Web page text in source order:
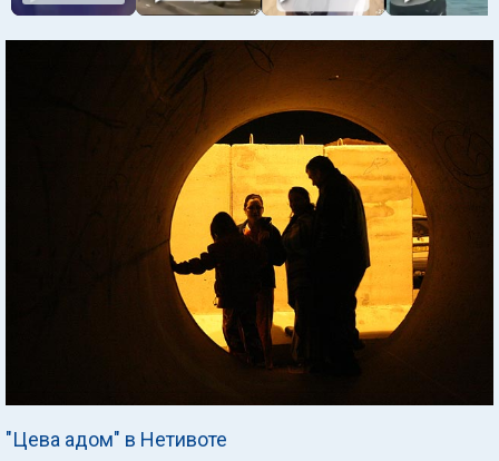
"Цева адом" в Нетивоте